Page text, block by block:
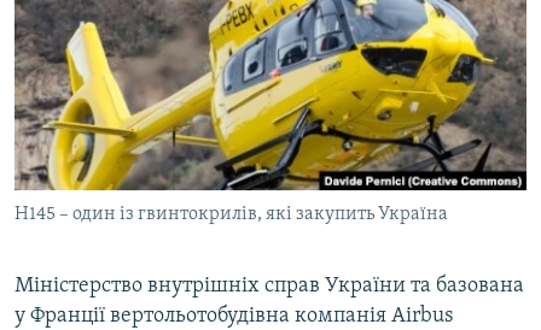
ДЕПОРТАЦІЯ
ВІДЕОУРОКИ «ELIFBE»
СВІДЧЕННЯ ОКУПАЦІЇ
УКРАЇНСЬКА ПРОБЛЕМА КРИМУ
ІНФОГРАФІКА
ЯК ОБІЙТИ БЛОКУВАННЯ
Русский
Qırımtatar
ДОЛУЧАЙСЯ!
Усі сайти RFE/RL
H145 – один із гвинтокрилів, які закупить Україна
Міністерство внутрішніх справ України та базована
у Франції вертольотобудівна компанія Airbus